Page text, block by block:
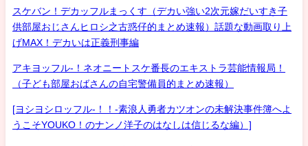
スケバン！デカッフルまっくす（デカい強い2次元嫁だいすき子
供部屋おじさんヒロシ之古惑仔的まとめ速報）話題な動画取り上
げMAX！デカいは正義刑事編
アキヨッフル-！ネオニートスケ番長のエキストラ芸能情報局！
（子ども部屋おばさんの自宅警備員的まとめ速報）
[ヨシヨシロッフル-！！-素浪人勇者カツオンの未解決事件簿へよ
うこそYOUKO！のナンノ洋子のはなしは信じるな編）]